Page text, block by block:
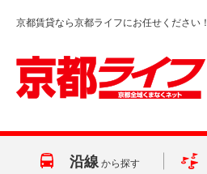
京都賃貸なら京都ライフにお任せください
沿線 から探す